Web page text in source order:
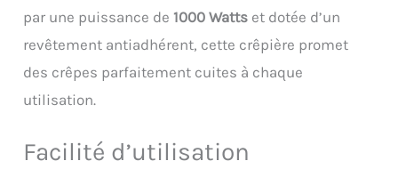
par une puissance de1000 Watts et dotée d’un
revêtement antiadhérent, cette crêpière promet
des crêpes parfaitement cuites à chaque
utilisation.
Facilité d’utilisation